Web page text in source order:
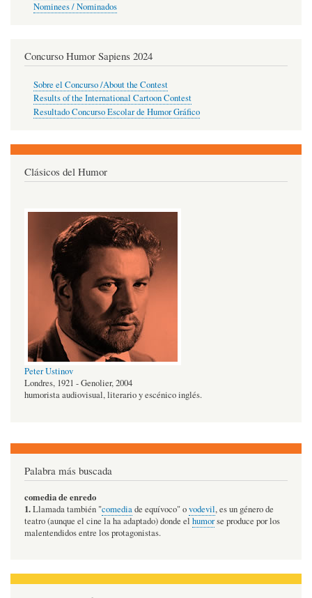
Nominees / Nominados
Concurso Humor Sapiens 2024
Sobre el Concurso /About the Contest
Results of the International Cartoon Contest
Resultado Concurso Escolar de Humor Gráfico
Clásicos del Humor
Peter Ustinov
Londres, 1921 - Genolier, 2004
humorista audiovisual, literario y escénico inglés.
Palabra más buscada
comedia de enredo
1.Llamada también "comediade equívoco" ovodevil, es un género de
teatro (aunque el cine la ha adaptado) donde el humorse produce por los
malentendidos entre los protagonistas.